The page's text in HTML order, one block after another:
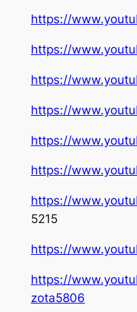
https://
https://
https://
https://
https://
https://
https://
5215
https://
https://
zota5806